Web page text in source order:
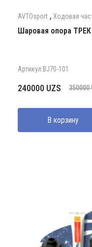
AVTOsport , Ходовая
Шаровая опора ТРЕК
Артикул:BJ70-101
350000
Первоначальная
составляла
350000 UZS.
240000 UZS
Текущая
240000 UZS.
В корзину